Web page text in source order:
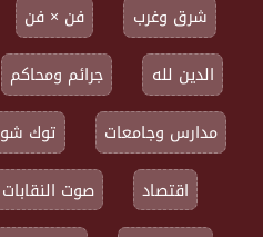
شرق وغرب
فن × فن
الدين لله
جرائم ومحاكم
مدارس وجامعات
توك شو
اقتصاد
صوت النقابات